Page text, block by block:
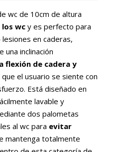
wc de 10cm de altura
wc y es perfecto para
en caderas,
una inclinación
flexión de cadera y
el usuario se siente con
Está diseñado en
lavable y
dos palometas
al wc para evitar
mantenga totalmente